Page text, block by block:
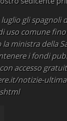
luglio gli spagnoli
uso comune fino
ministra della
i fondi
accesso
notizie-